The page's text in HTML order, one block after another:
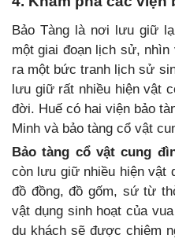
Bảo Tàng là nơi lưu giữ
một giai đoạn lịch sử,
ra một bức tranh lịch sử
lưu giữ rất nhiều hiện vật
đời. Huế có hai viện bảo
Minh và bảo tàng cổ vật
Bảo tàng cổ vật cung
còn lưu giữ nhiều hiện vật
đồ đồng, đồ gốm, sứ từ
vật dụng sinh hoạt của
du khách sẽ được chiêm